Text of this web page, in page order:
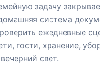
задачу
система
ежедневные
гости, хранение,
свет.